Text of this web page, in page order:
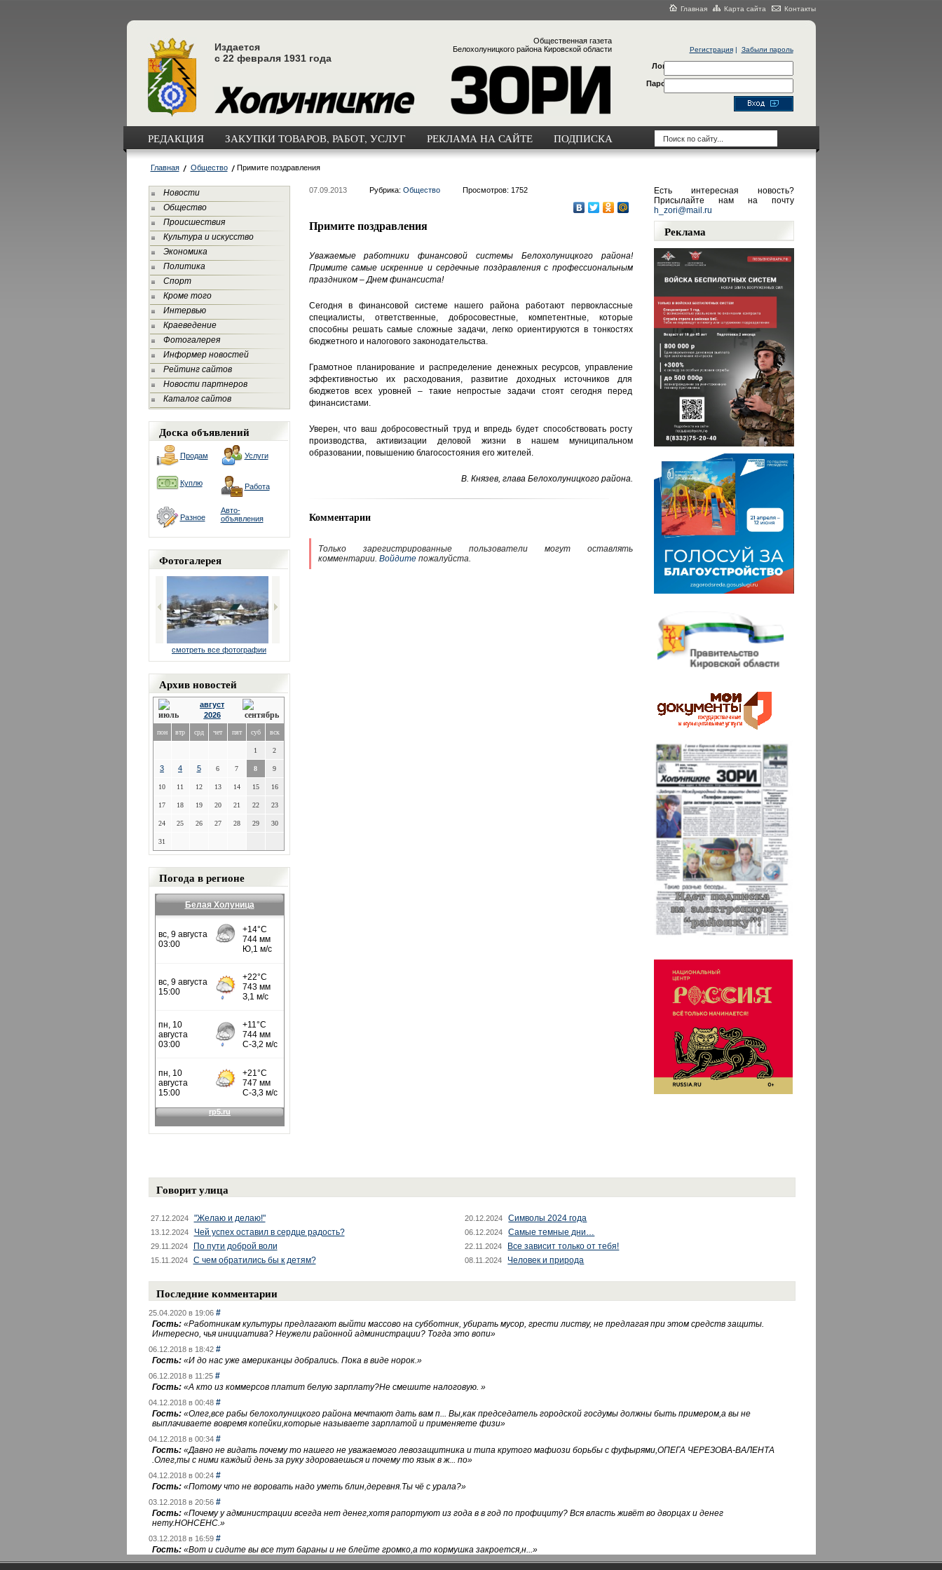
Главная Карта сайта Контакты
Издается
с 22 февраля 1931 года
Общественная газета
Белохолуницкого района Кировской области
Регистрация| Забыли пароль
Логин
Пароль
РЕДАКЦИЯ ЗАКУПКИ ТОВАРОВ, РАБОТ, УСЛУГ РЕКЛАМА НА САЙТЕ ПОДПИСКА
Главная Общество Примите поздравления
Новости
Общество
Происшествия
Культура и искусство
Экономика
Политика
Спорт
Кроме того
Интервью
Краеведение
Фотогалерея
Информер новостей
Рейтинг сайтов
Новости партнеров
Каталог сайтов
Доска объявлений
Продам Услуги
Куплю Работа
Разное
Авто-
объявления
Фотогалерея
смотреть все фотографии
Архив новостей
август
2026
пон втр срд чет пят суб вск
1 2
3 4 5 6 7 8 9
10 11 12 13 14 15 16
17 18 19 20 21 22 23
24 25 26 27 28 29 30
31
Погода в регионе
Белая Холуница
07.09.2013 Рубрика: Общество Просмотров: 1752
Примите поздравления
Уважаемые работники финансовой системы Белохолуницкого района!
Примите самые искренние и сердечные поздравления с профессиональным
праздником – Днем финансиста!
Сегодня в финансовой системе нашего района работают первоклассные
специалисты, ответственные, добросовестные, компетентные, которые
способны решать самые сложные задачи, легко ориентируются в тонкостях
бюджетного и налогового законодательства.
Грамотное планирование и распределение денежных ресурсов, управление
эффективностью их расходования, развитие доходных источников для
бюджетов всех уровней – такие непростые задачи стоят сегодня перед
финансистами.
Уверен, что ваш добросовестный труд и впредь будет способствовать росту
производства, активизации деловой жизни в нашем муниципальном
образовании, повышению благосостояния его жителей.
В. Князев, глава Белохолуницкого района.
Комментарии
Только зарегистрированные пользователи могут оставлять
комментарии. Войдитепожалуйста.
Есть интересная новость?
Присылайте нам на почту
h_zori@mail.ru
Реклама
Говорит улица
27.12.2024 "Желаю и делаю!" 20.12.2024 Символы 2024 года
13.12.2024 Чей успех оставил в сердце радость? 06.12.2024 Самые темные дни…
29.11.2024 По пути доброй воли 22.11.2024 Все зависит только от тебя!
15.11.2024 С чем обратились бы к детям? 08.11.2024 Человек и природа
Последние комментарии
25.04.2020 в 19:06 #
Гость: «Работникам культуры предлагают выйти массово на субботник, убирать мусор, грести листву, не предлагая при этом средств защиты.
Интересно, чья инициатива? Неужели районной администрации? Тогда это вопи»
06.12.2018 в 18:42 #
Гость: «И до нас уже американцы добрались. Пока в виде норок.»
06.12.2018 в 11:25 #
Гость: «А кто из коммерсов платит белую зарплату?Не смешите налоговую. »
04.12.2018 в 00:48 #
Гость: «Олег,все рабы белохолуницкого района мечтают дать вам п... Вы,как председатель городской госдумы должны быть примером,а вы не
выплачиваете вовремя копейки,которые называете зарплатой и применяете физи»
04.12.2018 в 00:34 #
Гость: «Давно не видать почему то нашего не уважаемого левозащитника и типа крутого мафиози борьбы с фуфырями,ОПЕГА ЧЕРЕЗОВА-ВАЛЕНТА
.Олег,ты с ними каждый день за руку здороваешься и почему то язык в ж... по»
04.12.2018 в 00:24 #
Гость: «Потому что не воровать надо уметь блин,деревня.Ты чё с урала?»
03.12.2018 в 20:56 #
Гость: «Почему у администрации всегда нет денег,хотя рапортуют из года в в год по профициту? Вся власть живёт во дворцах и денег
нету.НОНСЕНС.»
03.12.2018 в 16:59 #
Гость: «Вот и сидите вы все тут бараны и не блейте громко,а то кормушка закроется,н...»